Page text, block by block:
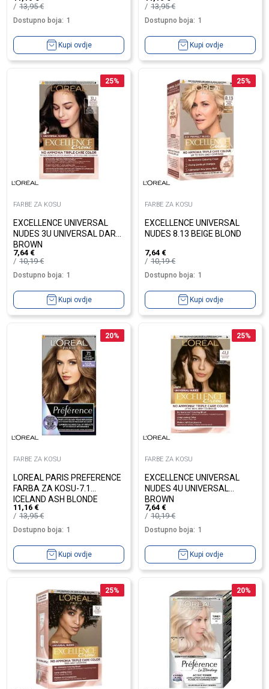
13,95€
Dostupno boja: 1
Kupi ovdje
13,95€
Dostupno boja: 1
Kupi ovdje
25%
FARBE ZA KOSU
EXCELLENCE UNIVERSAL
NUDES 3U UNIVERSAL DARK
BROWN
7,64 €
10,19€
Dostupno boja: 1
Kupi ovdje
25%
FARBE ZA KOSU
EXCELLENCE UNIVERSAL
NUDES 8.13 BEIGE BLOND
7,64 €
10,19€
Dostupno boja: 1
Kupi ovdje
20%
FARBE ZA KOSU
LOREAL PARIS PREFERENCE
FARBA ZA KOSU-7.1
ICELAND ASH BLONDE
11,16 €
13,95€
Dostupno boja: 1
Kupi ovdje
25%
FARBE ZA KOSU
EXCELLENCE UNIVERSAL
NUDES 4U UNIVERSAL
BROWN
7,64 €
10,19€
Dostupno boja: 1
Kupi ovdje
25% 20%